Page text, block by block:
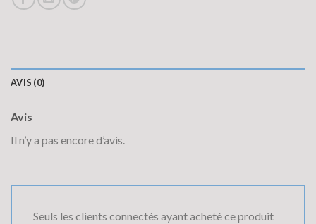
AVIS (0)
Avis
Il n’y a pas encore d’avis.
Seuls les clients connectés ayant acheté ce produit